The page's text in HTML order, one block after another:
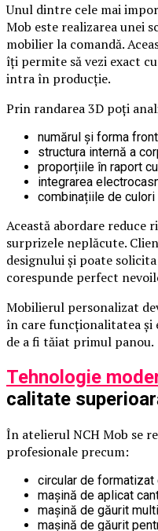
Unul dintre cele mai
Mob este realizarea unei
mobilier la comandă.
îți permite să vezi exact
intra în producție.
Prin randarea 3D poți
numărul și forma
structura internă a
proporțiile în raport
integrarea
combinațiile de
Această abordare reduce
surprizele neplăcute.
designului și poate
corespunde perfect
Mobilierul personalizat
în care funcționalitatea
de a fi tăiat primul panou.
Tehnologie
calitate
În atelierul NCH Mob se
profesionale precum:
circular de formatizat
mașină de aplicat
mașină de găurit
mașină de găurit